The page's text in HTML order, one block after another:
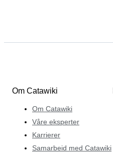
Om Catawiki
Om Catawiki
Våre eksperter
Karrierer
Samarbeid med Catawiki